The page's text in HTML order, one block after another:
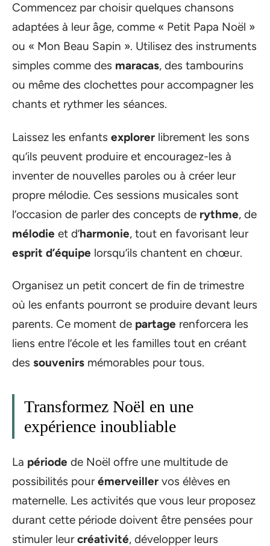
Commencez par choisir quelques chansons
adaptées à leur âge, comme « Petit Papa Noël »
ou « Mon Beau Sapin ». Utilisez des instruments
simples comme des maracas, des tambourins
ou même des clochettes pour accompagner les
chants et rythmer les séances.
Laissez les enfants explorer librement les sons
qu’ils peuvent produire et encouragez-les à
inventer de nouvelles paroles ou à créer leur
propre mélodie. Ces sessions musicales sont
l’occasion de parler des concepts de rythme, de
mélodie et d’harmonie, tout en favorisant leur
esprit d’équipe lorsqu’ils chantent en chœur.
Organisez un petit concert de fin de trimestre
où les enfants pourront se produire devant leurs
parents. Ce moment de partage renforcera les
liens entre l’école et les familles tout en créant
des souvenirs mémorables pour tous.
Transformez Noël en une
expérience inoubliable
La période de Noël offre une multitude de
possibilités pourémerveiller vos élèves en
maternelle. Les activités que vous leur proposez
durant cette période doivent être pensées pour
stimuler leurcréativité, développer leurs